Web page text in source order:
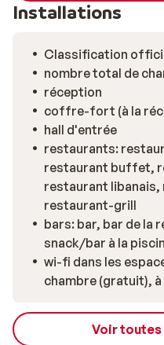
Installations
Classification
nombre total de
réception
coffre-fort (à la
hall d'entrée
restaurants:
restaurant buffet,
restaurant
restaurant-grill
bars: bar, bar de la
snack/bar à la
wi-fi dans les
chambre (gratuit),
Voir toutes